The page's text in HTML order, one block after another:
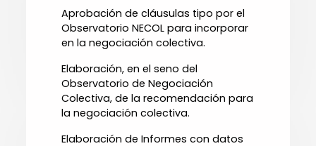
Aprobación de cláusulas tipo por el
Observatorio NECOL para incorporar
en la negociación colectiva.
Elaboración, en el seno del
Observatorio de Negociación
Colectiva, de la recomendación para
la negociación colectiva.
Elaboración de Informes con datos